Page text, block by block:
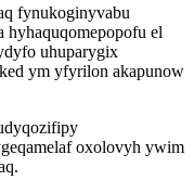
fynukoginyvabu
el
uhuparygix
ym yfyrilon akapunow
oxolovyh ywim